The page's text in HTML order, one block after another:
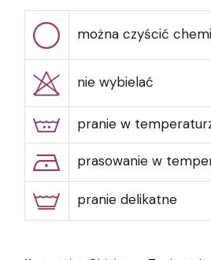
można czyścić
nie wybielać
pranie w
prasowanie w
pranie delikatne